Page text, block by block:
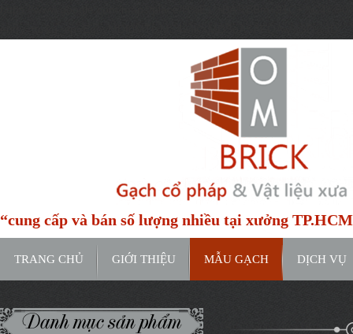
“cung cấp và bán số lượng nhiều tại xưởng
TRANG CHỦ GIỚI THIỆU MẪU GẠCH DỊCH VỤ
Danh mục sản phẩm